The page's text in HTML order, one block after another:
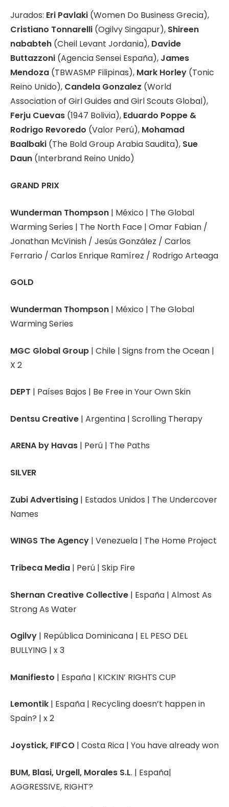
Jurados: Eri Pavlaki (Women Do Business Grecia),
Cristiano Tonnarelli (Ogilvy Singapur), Shireen
nababteh (Cheil Levant Jordania), Davide
Buttazzoni (Agencia Sensei España), James
Mendoza (TBWASMP Filipinas), Mark Horley (Tonic
Reino Unido), Candela Gonzalez (World
Association of Girl Guides and Girl Scouts Global),
Ferju Cuevas (1947 Bolivia), Eduardo Poppe &
Rodrigo Revoredo (Valor Perú), Mohamad
Baalbaki (The Bold Group Arabia Saudita), Sue
Daun (Interbrand Reino Unido)
GRAND PRIX
Wunderman Thompson | México | The Global
Warming Series | The North Face | Omar Fabian /
Jonathan McVinish / Jesús González / Carlos
Ferrario / Carlos Enrique Ramírez / Rodrigo Arteaga
GOLD
Wunderman Thompson | México | The Global
Warming Series
MGC Global Group | Chile | Signs from the Ocean |
X 2
DEPT | Países Bajos | Be Free in Your Own Skin
Dentsu Creative | Argentina | Scrolling Therapy
ARENA by Havas | Perú | The Paths
SILVER
Zubi Advertising | Estados Unidos | The Undercover
Names
WINGS The Agency | Venezuela | The Home Project
Tribeca Media | Perú | Skip Fire
Shernan Creative Collective | España | Almost As
Strong As Water
Ogilvy | República Dominicana | EL PESO DEL
BULLYING | x 3
Manifiesto | España | KICKIN’ RIGHTS CUP
Lemontik | España | Recycling doesn’t happen in
Spain? | x 2
Joystick, FIFCO | Costa Rica | You have already won
BUM, Blasi, Urgell, Morales S.L. | España|
AGGRESSIVE, RIGHT?